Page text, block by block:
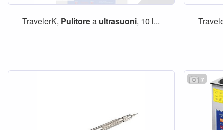
TravelerK, Pulitorea ultrasuoni, 10 l...
7